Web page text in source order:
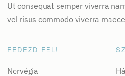
Ut consequat semper viverra
vel risus commodo viverra
FEDEZD FEL!
Norvégia